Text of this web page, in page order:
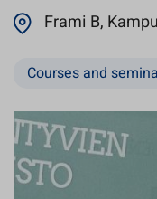
Frami B,
Courses and